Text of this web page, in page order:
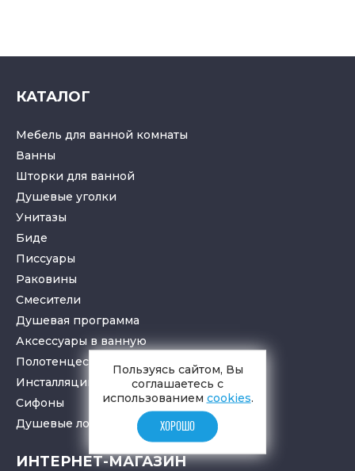
КАТАЛОГ
Мебель для ванной комнаты
Ванны
Шторки для ванной
Душевые уголки
Унитазы
Биде
Писсуары
Раковины
Смесители
Душевая программа
Аксессуары в ванную
Полотенцесушители
Инсталляции для санузлов
Cифоны
Душевые лотки
трапы
ИНТЕРНЕТ-МАГАЗИН
Пользуясь сайтом, Вы
соглашаетесь с
использованием cookies.
ХОРОШО